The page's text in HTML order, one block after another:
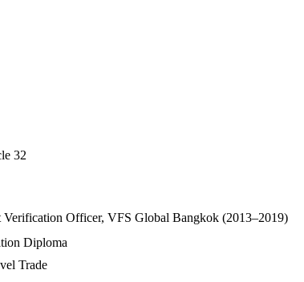
32
Officer, VFS Global Bangkok (2013–2019)
Diploma
Trade